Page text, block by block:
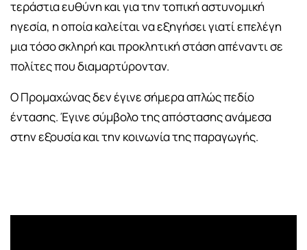
τεράστια ευθύνη και για την τοπική αστυνομική
ηγεσία, η οποία καλείται να εξηγήσει γιατί επελέγη
μια τόσο σκληρή και προκλητική στάση απέναντι σε
πολίτες που διαμαρτύρονταν.
Ο Προμαχώνας δεν έγινε σήμερα απλώς πεδίο
έντασης. Έγινε σύμβολο της απόστασης ανάμεσα
στην εξουσία και την κοινωνία της παραγωγής.